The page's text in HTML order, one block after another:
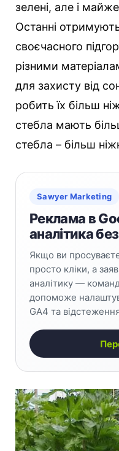
зелені, але і
Останні
своєчасного
різними
для захисту від
робить їх більш
стебла мають
стебла – більш
Sawyer Marketing
Реклама в
аналітика
Якщо ви
просто кліки, а
аналітику —
допоможе
GA4 та